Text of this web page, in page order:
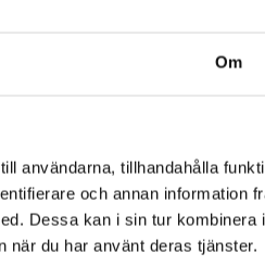
Om
användarna, tillhandahålla
och annan information
Dessa kan i sin tur kombinera
när du har använt deras tjänster.
MIX KRANS 50 CM
val längst upp